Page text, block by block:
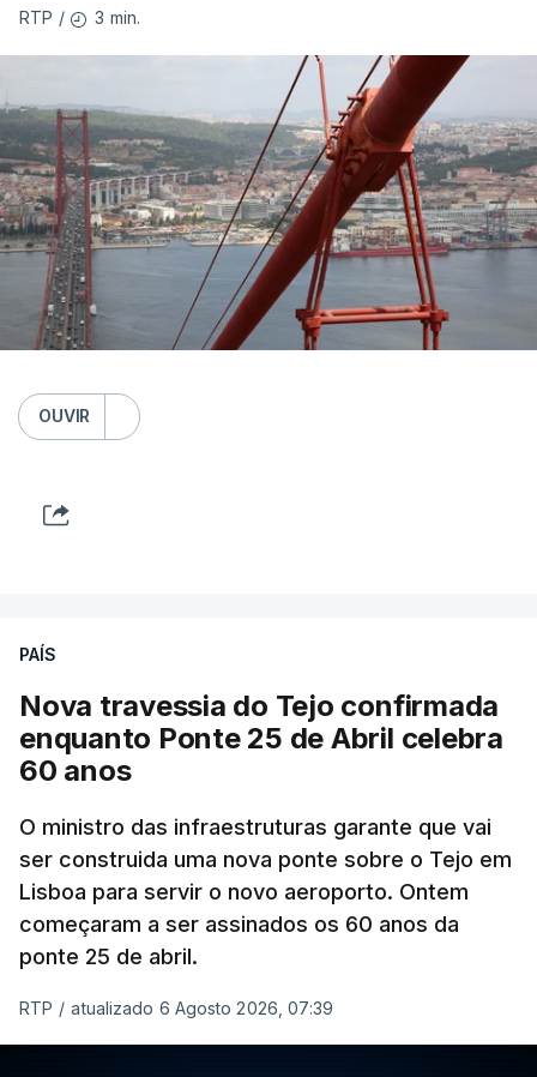
RTP / 3 min.
OUVIR
PAÍS
Nova travessia do Tejo confirmada
enquanto Ponte 25 de Abril celebra
60 anos
O ministro das infraestruturas garante que vai
ser construida uma nova ponte sobre o Tejo em
Lisboa para servir o novo aeroporto. Ontem
começaram a ser assinados os 60 anos da
ponte 25 de abril.
RTP / atualizado 6 Agosto 2026, 07:39